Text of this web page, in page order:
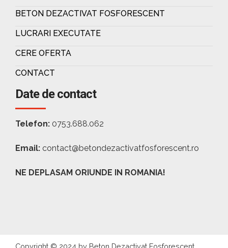
BETON DEZACTIVAT FOSFORESCENT
LUCRARI EXECUTATE
CERE OFERTA
CONTACT
Date de contact
Telefon: 0753.688.062
Email: contact@betondezactivatfosforescent.ro
NE DEPLASAM ORIUNDE IN ROMANIA!
Copyright © 2024 by Beton Dezactivat Fosforescent.